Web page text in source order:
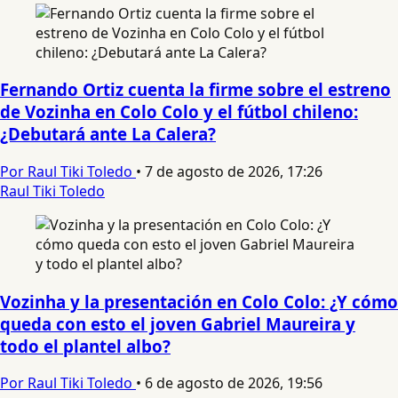
Fernando Ortiz cuenta la firme sobre el estreno
de Vozinha en Colo Colo y el fútbol chileno:
¿Debutará ante La Calera?
Por Raul Tiki Toledo • 7 de agosto de 2026, 17:26
Raul Tiki Toledo
Vozinha y la presentación en Colo Colo: ¿Y cómo
queda con esto el joven Gabriel Maureira y
todo el plantel albo?
Por Raul Tiki Toledo • 6 de agosto de 2026, 19:56